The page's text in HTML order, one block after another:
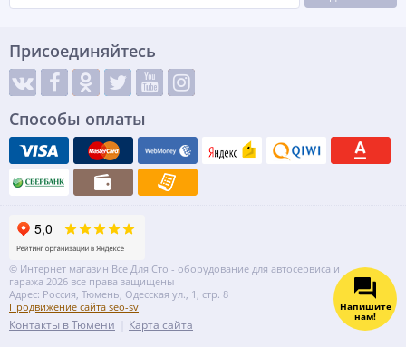
Присоединяйтесь
Способы оплаты
© Интернет магазин Все Для Сто - оборудование для автосервиса и
гаража 2026 все права защищены
Адрес: Россия, Тюмень, Одесская ул., 1, стр. 8
Продвижение сайта seo-sv
Контакты в Тюмени Карта сайта
Напишите
нам!